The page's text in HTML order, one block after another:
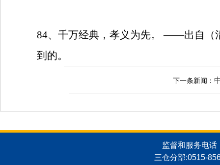
84、千万经典，孝义为先。
——出自（
到的。
下一条新闻：
监督和服务电
三仓分部:0515-